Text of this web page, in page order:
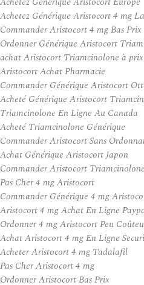
Achetez Générique Aristocort 4 mg
Commander Aristocort 4 mg Bas Prix
Ordonner Générique Aristocort
achat Aristocort Triamcinolone à
Aristocort Achat Pharmacie
Commander Générique Aristocort
Acheté Générique Aristocort
Triamcinolone En Ligne Au Canada
Acheté Triamcinolone Générique
Commander Aristocort Sans
Achat Générique Aristocort Japon
Commander Aristocort
Pas Cher 4 mg Aristocort
Commander Générique 4 mg
Aristocort 4 mg Achat En Ligne
Ordonner 4 mg Aristocort Peu
Achat Aristocort 4 mg En Ligne
Acheter Aristocort 4 mg Tadalafil
Pas Cher Aristocort 4 mg
Ordonner Aristocort Bas Prix